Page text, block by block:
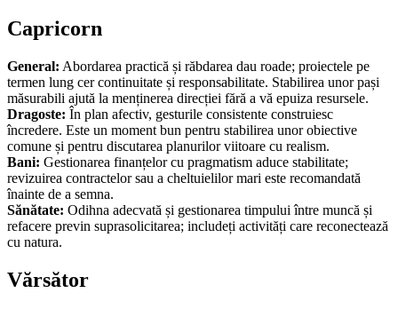
Capricorn
General: Abordarea practică și răbdarea dau roade; proiectele pe
termen lung cer continuitate și responsabilitate. Stabilirea unor pași
măsurabili ajută la menținerea direcției fără a vă epuiza resursele.
Dragoste: În plan afectiv, gesturile consistente construiesc
încredere. Este un moment bun pentru stabilirea unor obiective
comune și pentru discutarea planurilor viitoare cu realism.
Bani: Gestionarea finanțelor cu pragmatism aduce stabilitate;
revizuirea contractelor sau a cheltuielilor mari este recomandată
înainte de a semna.
Sănătate: Odihna adecvată și gestionarea timpului între muncă și
refacere previn suprasolicitarea; includeți activități care reconectează
cu natura.
Vărsător